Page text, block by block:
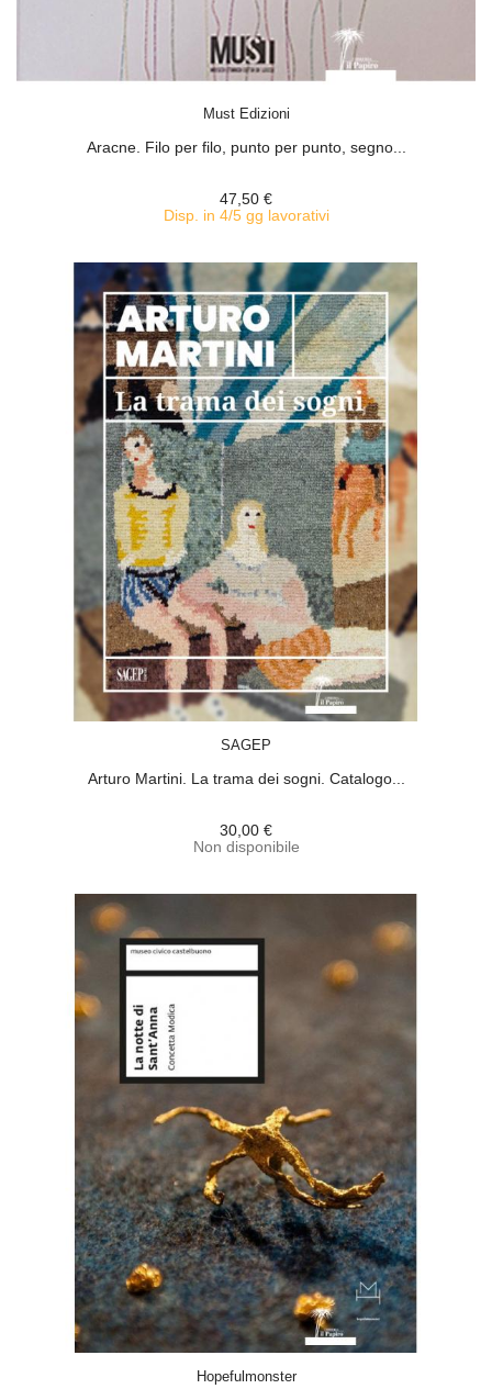
Must Edizioni
Aracne. Filo per filo, punto per punto, segno...
47,50 €
Disp. in 4/5 gg lavorativi
SAGEP
Arturo Martini. La trama dei sogni. Catalogo...
30,00 €
Non disponibile
Hopefulmonster